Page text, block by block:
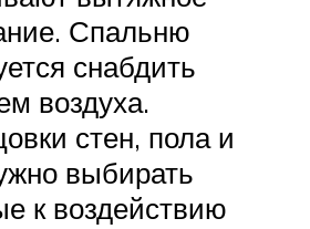
Спальню
снабдить
воздуха.
стен, пола и
выбирать
к воздействию